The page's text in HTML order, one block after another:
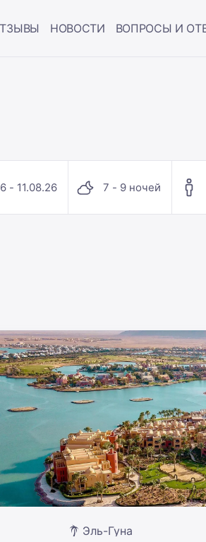
НОВОСТИ ВОПРОСЫ И
- 11.08.26 7 - 9 ночей
Эль-Гуна